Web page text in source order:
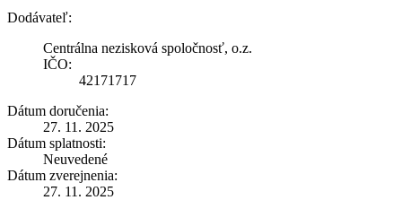
Dodávateľ:
Centrálna nezisková spoločnosť, o.z.
IČO:
42171717
Dátum doručenia:
27. 11. 2025
Dátum splatnosti:
Neuvedené
Dátum zverejnenia:
27. 11. 2025